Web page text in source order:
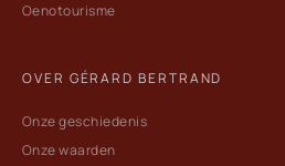
Oenotourisme
OVER GÉRARD BERTRAND
Onze geschiedenis
Onze waarden